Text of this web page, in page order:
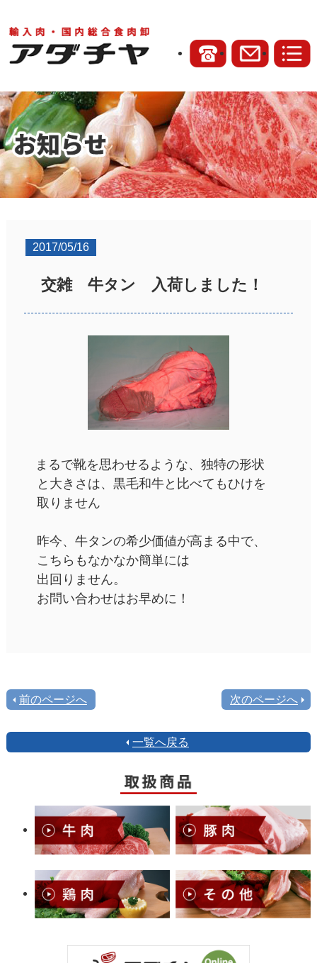
2017/05/16
交雑 牛タン 入荷しました！
まるで靴を思わせるような、独特の形状
と大きさは、黒毛和牛と比べてもひけを
取りません
昨今、牛タンの希少価値が高まる中で、
こちらもなかなか簡単には
出回りません。
お問い合わせはお早めに！
前のページへ 次のページへ
一覧へ戻る